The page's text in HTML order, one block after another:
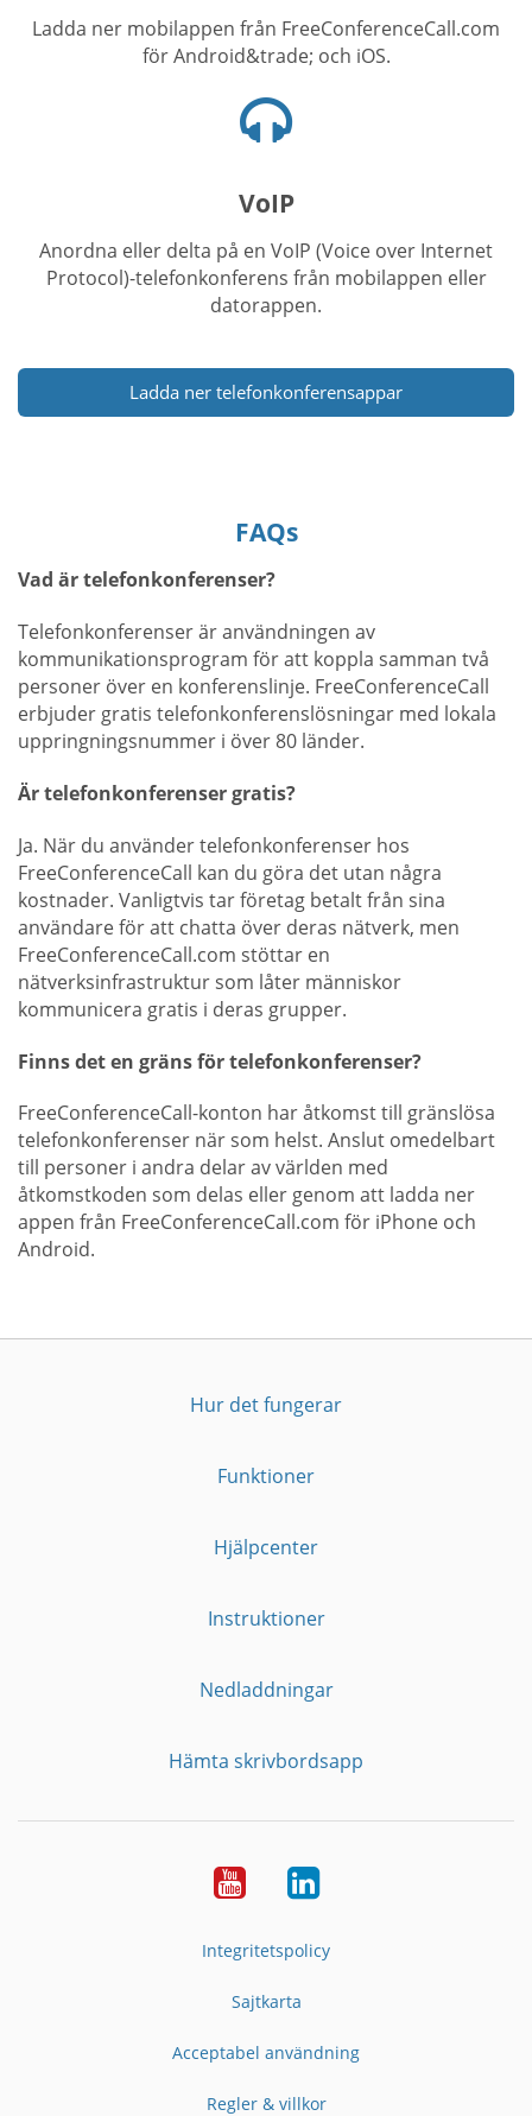
Ladda ner mobilappen från FreeConferenceCall.com
för Android&trade; och iOS.
ikon
VoIP
Anordna eller delta på en VoIP (Voice over Internet
Protocol)-telefonkonferens från mobilappen eller
datorappen.
Ladda ner telefonkonferensappar
FAQs
Vad är telefonkonferenser?
Telefonkonferenser är användningen av
kommunikationsprogram för att koppla samman två
personer över en konferenslinje. FreeConferenceCall
erbjuder gratis telefonkonferenslösningar med lokala
uppringningsnummer i över 80 länder.
Är telefonkonferenser gratis?
Ja. När du använder telefonkonferenser hos
FreeConferenceCall kan du göra det utan några
kostnader. Vanligtvis tar företag betalt från sina
användare för att chatta över deras nätverk, men
FreeConferenceCall.com stöttar en
nätverksinfrastruktur som låter människor
kommunicera gratis i deras grupper.
Finns det en gräns för telefonkonferenser?
FreeConferenceCall-konton har åtkomst till gränslösa
telefonkonferenser när som helst. Anslut omedelbart
till personer i andra delar av världen med
åtkomstkoden som delas eller genom att ladda ner
appen från FreeConferenceCall.com för iPhone och
Android.
Hur det fungerar
Funktioner
Hjälpcenter
Instruktioner
Nedladdningar
Hämta skrivbordsapp
YouTubeLinkedIn
Integritetspolicy
Sajtkarta
Acceptabel användning
Regler & villkor